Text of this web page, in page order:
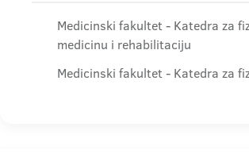
Medicinski fakultet - Katedra za
medicinu i rehabilitaciju
Medicinski fakultet - Katedra za